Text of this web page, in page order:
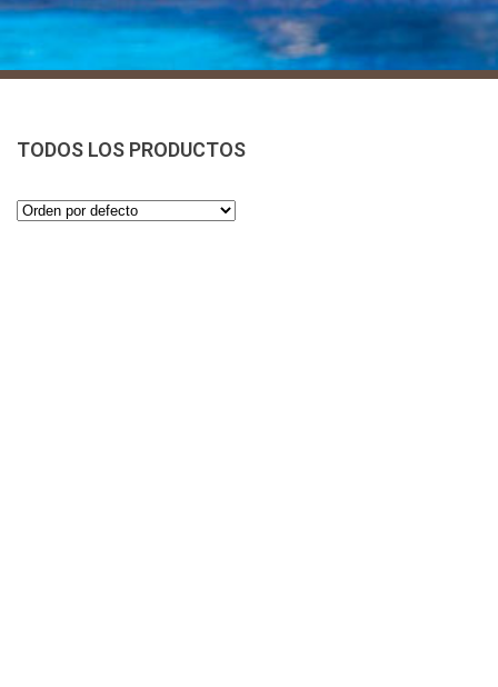
TODOS LOS PRODUCTOS